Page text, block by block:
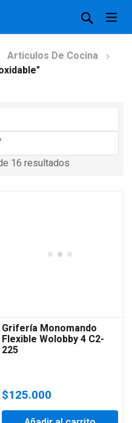
Articulos De Cocina
16 resultados
Grifería Monomando
Flexible Wolobby 4 C2-
225
$125.000